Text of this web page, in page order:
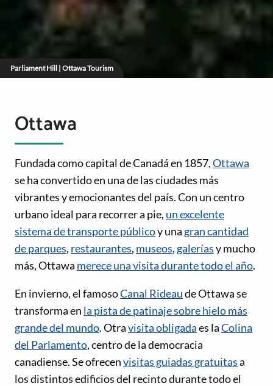
Parliament Hill | Ottawa Tourism
Ottawa
Fundada como capital de Canadá en 1857,Ottawa
se ha convertido en una de las ciudades más
vibrantes y emocionantes del país. Con un centro
urbano ideal para recorrer a pie, un excelente
sistema de transporte públicoy una gran cantidad
de parques, restaurantes, museos, galeríasy mucho
más, Ottawa merece una visita durante todo el año.
En invierno, el famosoCanal Rideaude Ottawa se
transforma en la pista de patinaje sobre hielo más
grande del mundo. Otravisita obligadaes laColina
del Parlamento, centro de la democracia
canadiense. Se ofrecenvisitas guiadas gratuitasa
los distintos edificios del recinto durante todo el